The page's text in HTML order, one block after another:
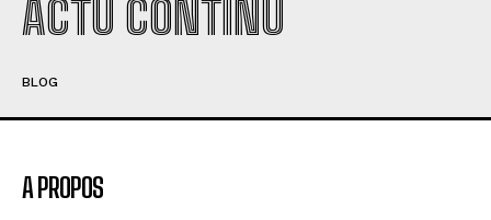
ACTU CONTINU
BLOG
A PROPOS